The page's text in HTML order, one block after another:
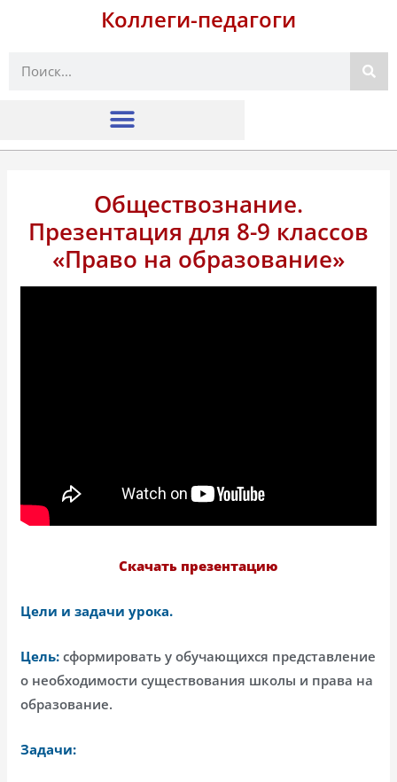
Коллеги-педагоги
Поиск
Обществознание.
Презентация для 8-9 классов
«Право на образование»
Скачать презентацию
Цели и задачи урока.
Цель:сформировать у обучающихся представление
о необходимости существования школы и права на
образование.
Задачи: